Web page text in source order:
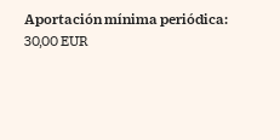
Aportación mínima periódica:
30,00 EUR